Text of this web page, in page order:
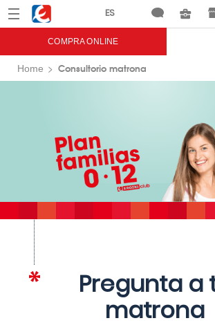
Menú Eroski
COMPRA ONLINE
Home Consultorio matrona
Pregunta a
matrona